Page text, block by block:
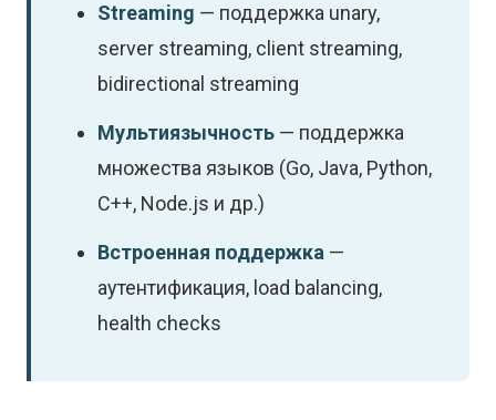
Streaming — поддержка unary,
server streaming, client streaming,
bidirectional streaming
Мультиязычность — поддержка
множества языков (Go, Java, Python,
C++, Node.js и др.)
Встроенная поддержка —
аутентификация, load balancing,
health checks